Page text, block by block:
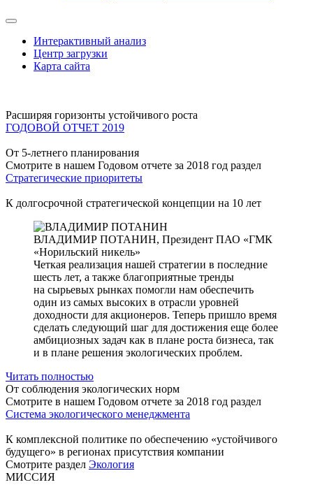
Интерактивный анализ
Центр загрузки
Карта сайта
Расширяя горизонты устойчивого роста
ГОДОВОЙ ОТЧЕТ 2019
От 5-летнего планирования
Смотрите в нашем Годовом отчете за 2018 год раздел
Стратегические приоритеты
К долгосрочной стратегической концепции на 10 лет
ВЛАДИМИР ПОТАНИН, Президент ПАО «ГМК
«Норильский никель»
Четкая реализация нашей стратегии в последние
шесть лет, а также благоприятные тренды
на сырьевых рынках помогли нам обеспечить
один из самых высоких в отрасли уровней
доходности для акционеров. Теперь пришло время
сделать следующий шаг для достижения еще более
амбициозных задач как в плане роста бизнеса, так
и в плане решения экологических проблем.
Читать полностью
От соблюдения экологических норм
Смотрите в нашем Годовом отчете за 2018 год раздел
Система экологического менеджмента
К комплексной политике по обеспечению «устойчивого
будущего» в регионах присутствия компании
Смотрите раздел Экология
МИССИЯ